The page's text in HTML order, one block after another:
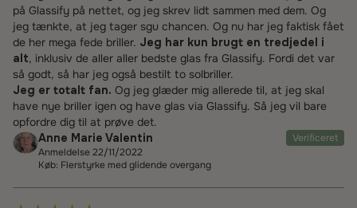
på Glassify på nettet, og jeg skrev lidt sammen med dem. Og
jeg tænkte, at jeg tager sgu chancen. Og nu har jeg faktisk fået
de her mega fede briller. Jeg har kun brugt en tredjedel i
alt, inklusiv de aller aller bedste glas fra Glassify. Fordi det var
så godt, så har jeg også bestilt to solbriller.
Jeg er totalt fan. Og jeg glæder mig allerede til, at jeg skal
have nye briller igen og have glas via Glassify. Så jeg vil bare
opfordre dig til at prøve det.
Anne Marie Valentin
Verificeret
Anmeldelse 22/11/2022
Køb: Flerstyrke med glidende overgang